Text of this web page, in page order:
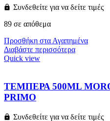
Συνδεθείτε για να δείτε τιμές
89 σε απόθεμα
Προσθήκη στα Αγαπημένα
Διαβάστε περισσότερα
Quick view
ΤΕΜΠΕΡΑ 500ML
PRIMO
Συνδεθείτε για να δείτε τιμές